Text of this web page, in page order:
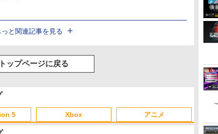
と関連記事を見る
ップページに戻る
5 Xbox アニメ